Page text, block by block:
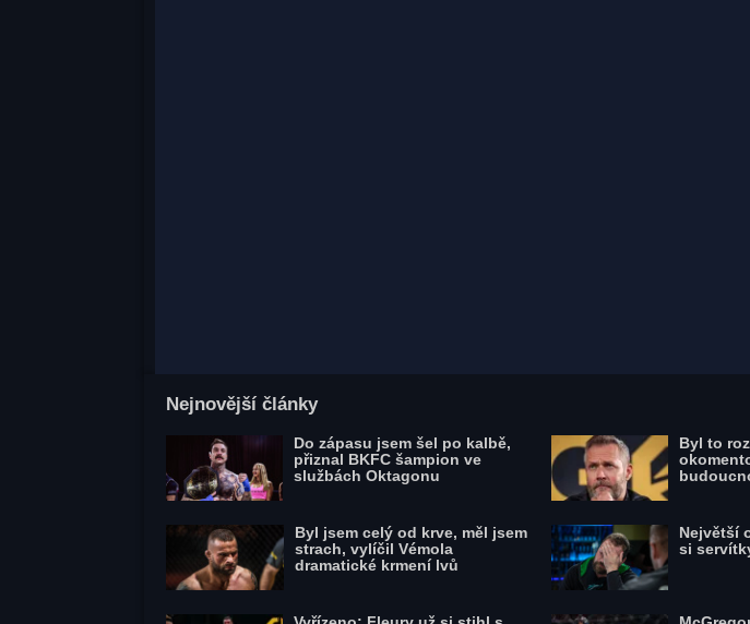
Nejnovější články
Do zápasu jsem šel po kalbě,
přiznal BKFC šampion ve
službách Oktagonu
Byl jsem celý od krve, měl jsem
strach, vylíčil Vémola
dramatické krmení lvů
Byl to
Největší
si